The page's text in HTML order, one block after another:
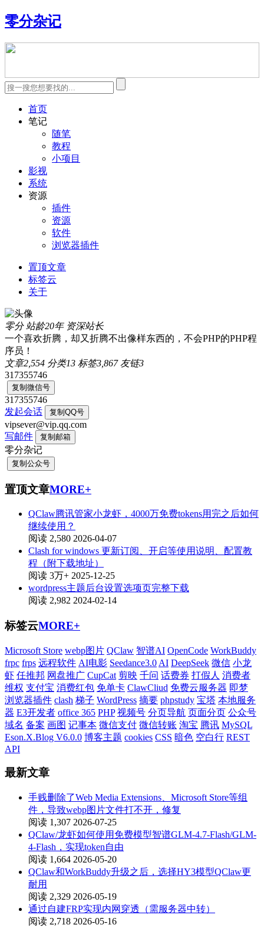
零分杂记
首页
笔记
随笔
教程
小项目
影视
系统
资源
插件
资源
软件
浏览器插件
置顶文章
标签云
关于
零分 站龄20年 资深站长
一个喜欢折腾，却又折腾不出像样东西的，不会PHP的PHP程
序员！
文章2,554 分类13 标签3,867 友链3
317355746
复制微信号
317355746
发起会话
复制QQ号
vipsever@vip.qq.com
写邮件
复制邮箱
零分杂记
复制公众号
置顶文章MORE+
QClaw腾讯管家小龙虾，4000万免费tokens用完之后如何
继续使用？
阅读 2,580 2026-04-07
Clash for windows 更新订阅、开启等使用说明、配置教
程（附下载地址）
阅读 3万+ 2025-12-25
wordpress主题后台设置选项页完整下载
阅读 2,982 2024-02-14
标签云MORE+
Microsoft Store webp图片 QClaw 智谱AI OpenCode WorkBuddy
frpc frps 远程软件 AI电影 Seedance3.0 AI DeepSeek 微信 小龙
虾 任推邦 网盘推广 CupCat 剪映 千问 话费券 打假人 消费者
维权 支付宝 消费红包 免单卡 ClawCliud 免费云服务器 即梦
浏览器插件 clash 梯子 WordPress 摘要 phpstudy 宝塔 本地服务
器 E3开发者 office 365 PHP 视频号 分页导航 页面分页 公众号
域名 备案 画图 记事本 微信支付 微信转账 淘宝 腾讯 MySQL
Eson.X.Blog V6.0.0 博客主题 cookies CSS 暗色 空白行 REST
API
最新文章
手贱删除了Web Media Extensions、Microsoft Store等组
件，导致webp图片文件打不开，修复
阅读 1,307 2026-07-25
QClaw/龙虾如何使用免费模型智谱GLM-4.7-Flash/GLM-
4-Flash，实现token自由
阅读 1,664 2026-05-20
QClaw和WorkBuddy升级之后，选择HY3模型QClaw更
耐用
阅读 2,329 2026-05-19
通过自建FRP实现内网穿透（需服务器中转）
阅读 2,718 2026-05-16